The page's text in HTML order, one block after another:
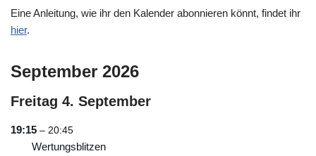
Eine Anleitung, wie ihr den Kalender abonnieren könnt, findet ihr
hier.
September 2026
Freitag 4. September
19:15 – 20:45
Wertungsblitzen